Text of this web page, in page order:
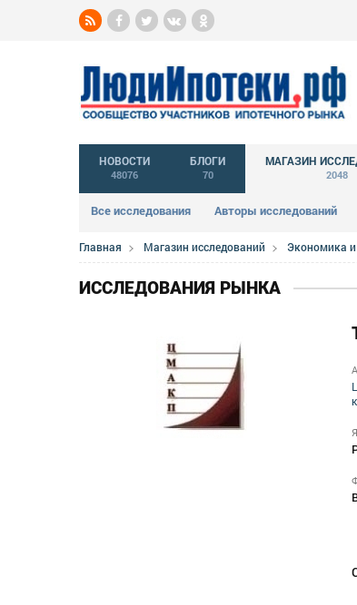
НОВОСТИ
48076
БЛОГИ
70
МАГАЗИН
2048
Все исследования Авторы исследований
Главная Магазин исследований Экономика
ИССЛЕДОВАНИЯ РЫНКА